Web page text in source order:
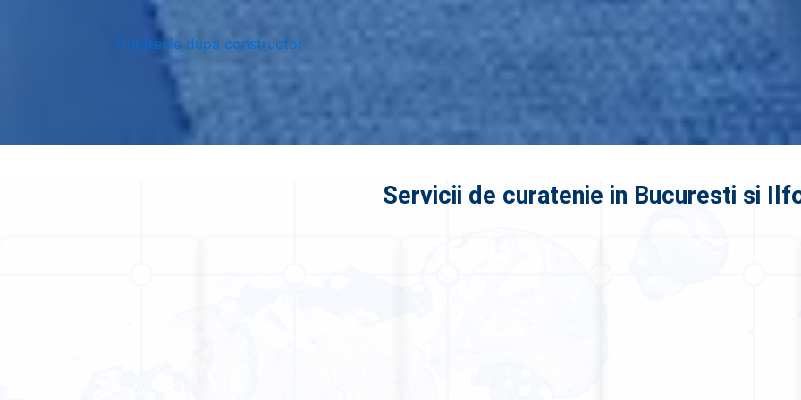
Curatenie dupa constructor
Servicii de curatenie in Bucuresti si